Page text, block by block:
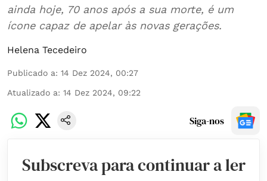
ainda hoje, 70 anos após a sua morte, é um
ícone capaz de apelar às novas gerações.
Helena Tecedeiro
Publicado a: 14 Dez 2024, 00:27
Atualizado a: 14 Dez 2024, 09:22
Siga-nos
Subscreva para continuar a ler